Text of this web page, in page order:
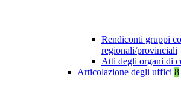
Rendiconti gruppi
regionali/provinciali
Atti degli organi di
Articolazione degli uffici 8